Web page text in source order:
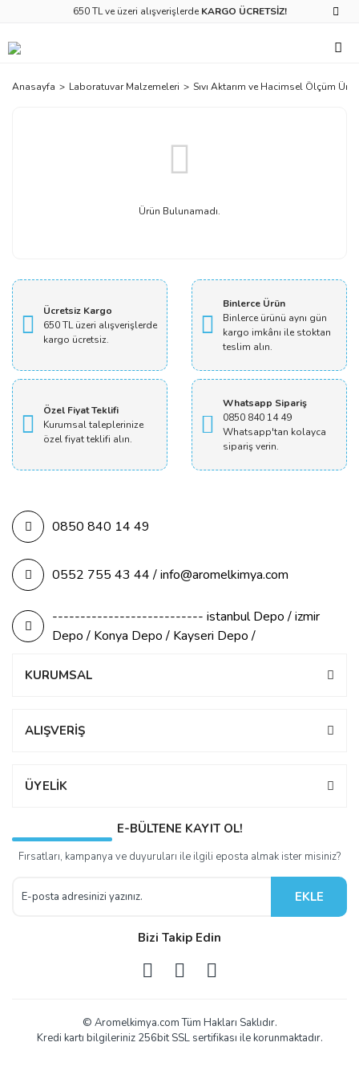
650 TL ve üzeri alışverişlerde KARGO ÜCRETSİZ!
Anasayfa Laboratuvar Malzemeleri Sıvı Aktarım ve Hacimsel Ölçüm
Ürün Bulunamadı.
Ücretsiz Kargo
650 TL üzeri alışverişlerde
kargo ücretsiz.
Binlerce Ürün
Binlerce ürünü aynı gün
kargo imkânı ile stoktan
teslim alın.
Özel Fiyat Teklifi
Kurumsal taleplerinize
özel fiyat teklifi alın.
Whatsapp Sipariş
0850 840 14 49
Whatsapp'tan kolayca
sipariş verin.
0850 840 14 49
0552 755 43 44 / info@aromelkimya.com
--------------------------- istanbul Depo / izmir
Depo / Konya Depo / Kayseri Depo /
KURUMSAL
ALIŞVERİŞ
ÜYELİK
E-BÜLTENE KAYIT OL!
Fırsatları, kampanya ve duyuruları ile ilgili eposta almak ister misiniz?
EKLE
Bizi Takip Edin
© Aromelkimya.com Tüm Hakları Saklıdır.
Kredi kartı bilgileriniz 256bit SSL sertifikası ile korunmaktadır.